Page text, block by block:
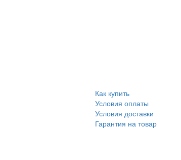
Как купить
Условия оплаты
Условия доставки
Гарантия на товар